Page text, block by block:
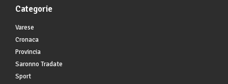
Categorie
Varese
Cronaca
Provincia
Saronno Tradate
Sport